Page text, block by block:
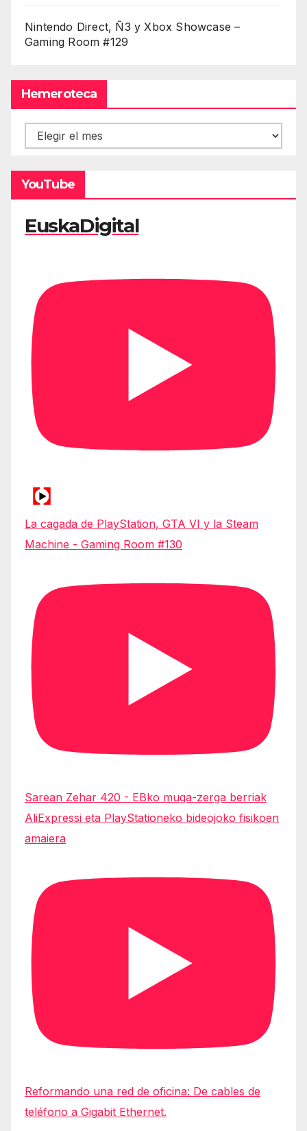
Nintendo Direct, Ñ3 y Xbox Showcase –
Gaming Room #129
Hemeroteca
Hemeroteca
YouTube
EuskaDigital
La cagada de PlayStation, GTA VI y la Steam
Machine - Gaming Room #130
Sarean Zehar 420 - EBko muga-zerga berriak
AliExpressi eta PlayStationeko bideojoko fisikoen
amaiera
Reformando una red de oficina: De cables de
teléfono a Gigabit Ethernet.